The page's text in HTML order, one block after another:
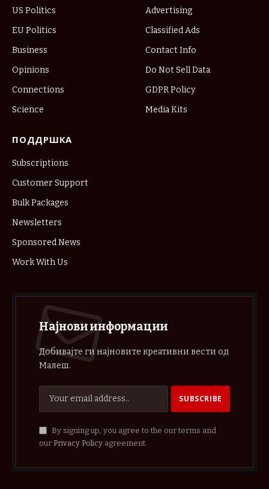
US Politics
EU Politics
Business
Opinions
Connections
Science
Advertising
Classified Ads
Contact Info
Do Not Sell Data
GDPR Policy
Media Kits
ПОДДРШКА
Subscriptions
Customer Support
Bulk Packages
Newsletters
Sponsored News
Work With Us
Најнови информации
Добивајте ги најновите креативни вести од
Малеш.
By signing up, you agree to the our terms and
our Privacy Policyagreement.